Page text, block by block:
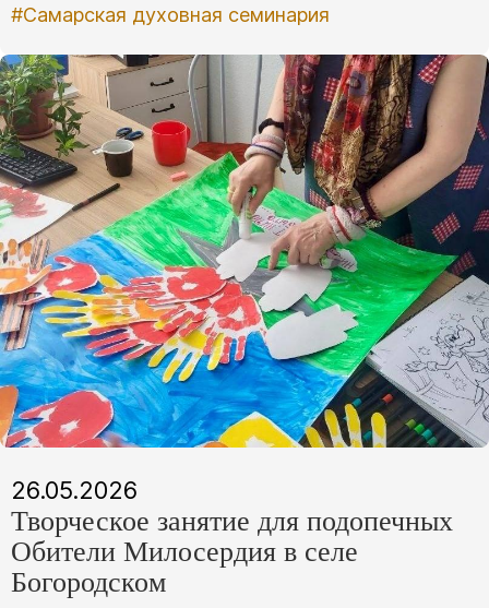
#Самарская духовная семинария
26.05.2026
Творческое занятие для подопечных
Обители Милосердия в селе
Богородском